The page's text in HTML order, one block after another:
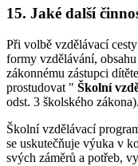
15. Jaké další
Při volbě vzdělávací
formy vzdělávání,
zákonnému zástupci
prostudovat " Školní
odst. 3 školského zákona).
Školní vzdělávací
se uskutečňuje výuka v
svých záměrů a potřeb,